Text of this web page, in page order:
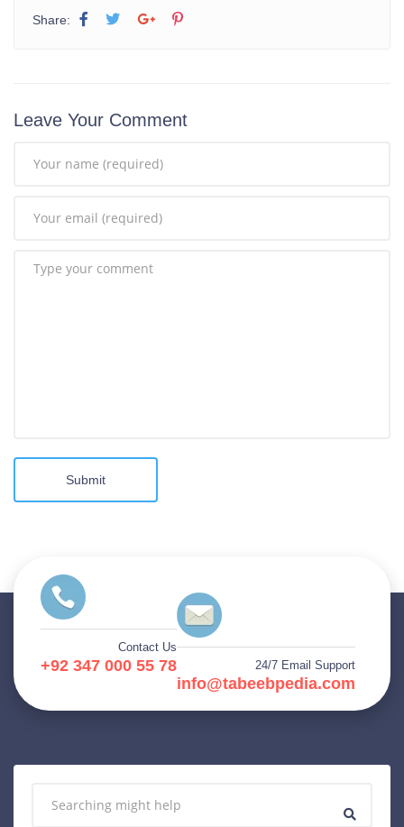
Share:
Leave Your Comment
Submit
Contact Us
+92 347 000 55 78 24/7 Email Support
info@tabeebpedia.com